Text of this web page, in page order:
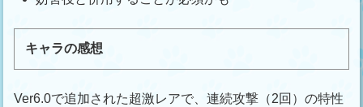
キャラの感想
Ver6.0で追加された超激レアで、連続攻撃（2回）の特性